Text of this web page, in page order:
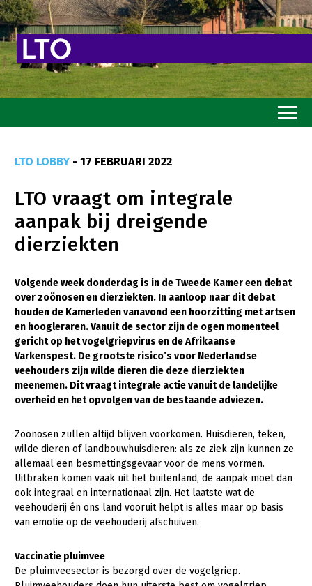
Goed eten
Mooi groen
Sterk ondernemerschap
Transitiepaden
Thema’s
Gezonde planten
Gezonde dieren
Natuur, klimaat en energie
Platteland en omgeving
Mens, ondernemerschap en onderwijs
Internationaal
Sectoren
Biologische Landbouw
LTO LOBBY - 17 FEBRUARI 2022
LTO vraagt om integrale
aanpak bij dreigende
dierziekten
Volgende week donderdag is in de Tweede Kamer een debat
over zoönosen en dierziekten. In aanloop naar dit debat
houden de Kamerleden vanavond een hoorzitting met artsen
en hoogleraren. Vanuit de sector zijn de ogen momenteel
gericht op het vogelgriepvirus en de Afrikaanse
Varkenspest. De grootste risico’s voor Nederlandse
veehouders zijn wilde dieren die deze dierziekten
meenemen. Dit vraagt integrale actie vanuit de landelijke
overheid en het opvolgen van de bestaande adviezen.
Zoönosen zullen altijd blijven voorkomen. Huisdieren, teken,
wilde dieren of landbouwhuisdieren: als ze ziek zijn kunnen ze
allemaal een besmettingsgevaar voor de mens vormen.
Uitbraken komen vaak uit het buitenland, de aanpak moet dan
ook integraal en internationaal zijn. Het laatste wat de
veehouderij én ons land vooruit helpt is alles maar op basis
van emotie op de veehouderij afschuiven.
Vaccinatie pluimvee
De pluimveesector is bezorgd over de vogelgriep.